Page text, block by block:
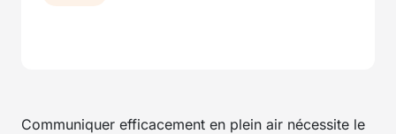
Communiquer efficacement en plein air nécessite le